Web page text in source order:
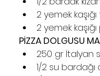
2 yemek
2 yemek
PİZZA DOLGUSU
250 gr İtalyan
1/2 su bardağı